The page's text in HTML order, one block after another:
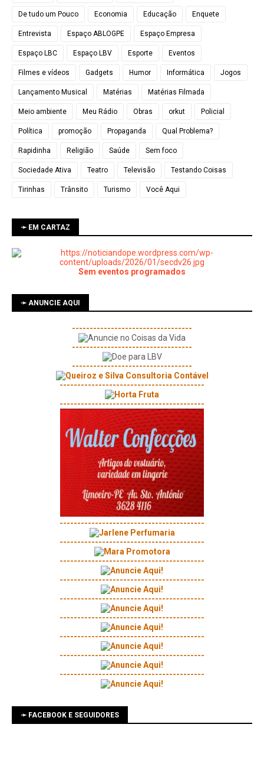
De tudo um Pouco Economia Educação Enquete
Entrevista Espaço ABLOGPE Espaço Empresa
Espaço LBC Espaço LBV Esporte Eventos
Filmes e vídeos Gadgets Humor Informática Jogos
Lançamento Musical Matérias Matérias Filmada
Meio ambiente Meu Rádio Obras orkut Policial
Política promoção Propaganda Qual Problema?
Rapidinha Religião Saúde Sem foco
Sociedade Ativa Teatro Televisão Testando Coisas
Tirinhas Trânsito Turismo Você Aqui
➛ EM CARTAZ
Sem eventos programados
➛ ANUNCIE AQUI
----------------------------------
----------------------------------
----------------------------------
-----------------------------------------
-----------------------------------------
-----------------------------------------
-----------------------------------------
-----------------------------------------
-----------------------------------------
-----------------------------------------
-----------------------------------------
-----------------------------------------
-----------------------------------------
-----------------------------------------
➛ FACEBOOK E SEGUIDORES